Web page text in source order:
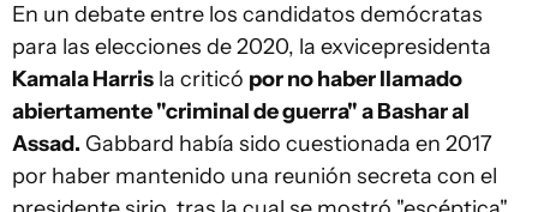
En un debate entre los candidatos demócratas
para las elecciones de 2020, la exvicepresidenta
Kamala Harris la criticó por no haber llamado
abiertamente "criminal de guerra" a Bashar al
Assad. Gabbard había sido cuestionada en 2017
por haber mantenido una reunión secreta con el